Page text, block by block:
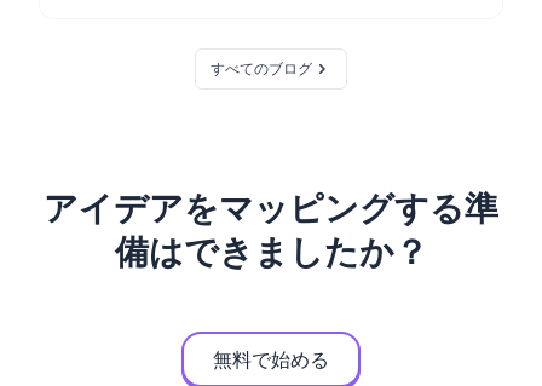
すべてのブログ
アイデアをマッピングする準
備はできましたか？
無料で始める